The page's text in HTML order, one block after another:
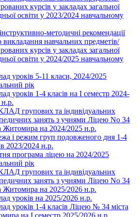
курсів у закладах загальної
освіти у 2023/2024 навчальному
методичні рекомендації
навчальних предметів/
курсів у закладах загальної
освіти у 2024/2025 навчальному
уроків 5-11 класи, 2024/2025
рік
уроків 1-4 класів на І семестр 2024-
н.р.
групових та індивідуальних
занять з учнями Ліцею No 34
Житомира на 2024/2025 н.р.
і режим груп подовженого дня 1-4
2023/2024 н.р.
програма ліцею на 2024/2025
рік
групових та індивідуальних
занять з учнями Ліцею No 34
Житомира на 2025/2026 н.р.
уроків на 2025/2026 н.р.
уроків 1-4 класів Ліцею № 34 міста
на І семестр 2025/2026 н.р.